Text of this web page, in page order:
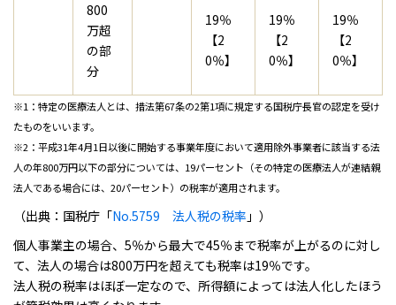
800
万超
の部
分
19％
【2
0％】
19％
【2
0％】
19％
【2
0％】
※1：特定の医療法人とは、措法第67条の2第1項に規定する国税庁長官の認定を受け
たものをいいます。
※2：平成31年4月1日以後に開始する事業年度において適用除外事業者に該当する法
人の年800万円以下の部分については、19パーセント（その特定の医療法人が連結親
法人である場合には、20パーセント）の税率が適用されます。
（出典：国税庁「No.5759 法人税の税率 」）
個人事業主の場合、5％から最大で45％まで税率が上がるのに対し
て、法人の場合は800万円を超えても税率は19％です。
法人税の税率はほぼ一定なので、所得額によっては法人化したほう